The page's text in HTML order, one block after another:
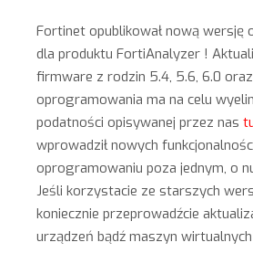
Fortinet opublikował nową wersję
dla produktu FortiAnalyzer !
firmware z rodzin 5.4, 5.6, 6.0
oprogramowania ma na celu
podatności opisywanej przez nas
wprowadził nowych
oprogramowaniu poza jednym, o
Jeśli korzystacie ze starszych
koniecznie przeprowadźcie
urządzeń bądź maszyn